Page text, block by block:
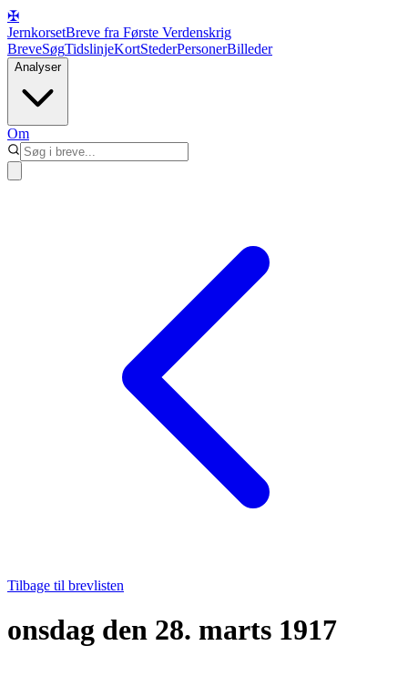
✠
JernkorsetBreve fra Første Verdenskrig
BreveSøgTidslinjeKortStederPersonerBilleder
Analyser
Om
Tilbage til brevlisten
onsdag den 28. marts 1917